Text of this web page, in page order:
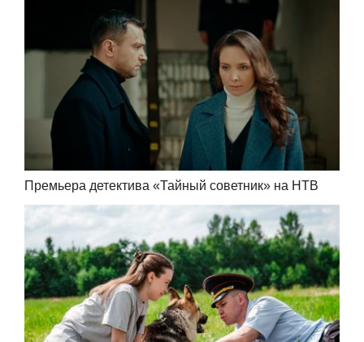
Премьера детектива «Тайный советник» на НТВ